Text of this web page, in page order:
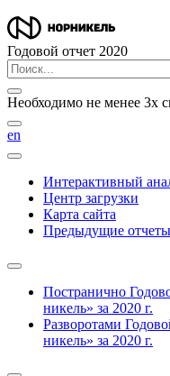
Годовой отчет 2020
Необходимо не менее 3х
en
Интерактивный
Центр загрузки
Карта сайта
Предыдущие отчеты
Постранично
никель» за 2020 г.
Разворотами
никель» за 2020 г.